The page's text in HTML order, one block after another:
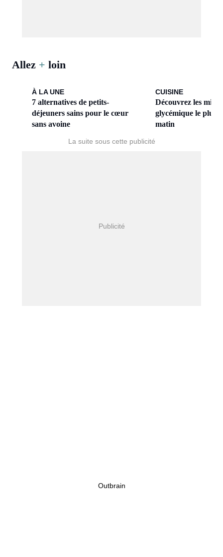
Allez + loin
À LA UNE
7 alternatives de petits-
déjeuners sains pour le cœur
sans avoine
CUISINE
Découvrez les
glycémique le plus
matin
Outbrain